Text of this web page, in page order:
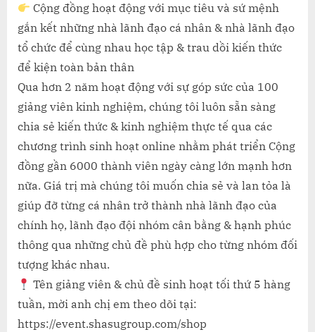
Cộng đồng hoạt động với mục tiêu và sứ mệnh
gắn kết những nhà lãnh đạo cá nhân & nhà lãnh đạo
tổ chức để cùng nhau học tập & trau dồi kiến thức
để kiện toàn bản thân
Qua hơn 2 năm hoạt động với sự góp sức của 100
giảng viên kinh nghiệm, chúng tôi luôn sẵn sàng
chia sẻ kiến thức & kinh nghiệm thực tế qua các
chương trình sinh hoạt online nhằm phát triển Cộng
đồng gần 6000 thành viên ngày càng lớn mạnh hơn
nữa. Giá trị mà chúng tôi muốn chia sẻ và lan tỏa là
giúp đỡ từng cá nhân trở thành nhà lãnh đạo của
chính họ, lãnh đạo đội nhóm cân bằng & hạnh phúc
thông qua những chủ đề phù hợp cho từng nhóm đối
tượng khác nhau.
Tên giảng viên & chủ đề sinh hoạt tối thứ 5 hàng
tuần, mời anh chị em theo dõi tại:
https://event.shasugroup.com/shop